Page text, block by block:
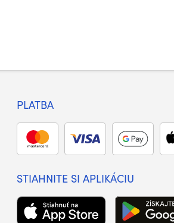
PLATBA
STIAHNITE SI APLIKÁCIU